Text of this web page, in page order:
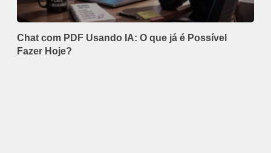
Chat com PDF Usando IA: O que já é Possível
Fazer Hoje?